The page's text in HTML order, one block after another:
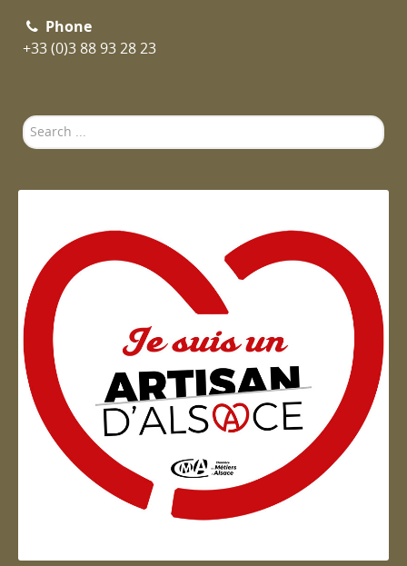
Phone
+33 (0)3 88 93 28 23
Search
...
Artisan d'Alsace